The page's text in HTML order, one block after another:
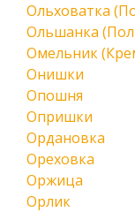
Ольховатка
Ольшанка
Омельник
Онишки
Опошня
Опришки
Ордановка
Ореховка
Оржица
Орлик